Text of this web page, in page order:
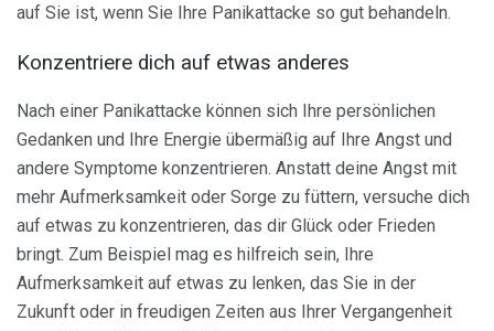
auf Sie ist, wenn Sie Ihre Panikattacke so gut behandeln.
Konzentriere dich auf etwas anderes
Nach einer Panikattacke können sich Ihre persönlichen
Gedanken und Ihre Energie übermäßig auf Ihre Angst und
andere Symptome konzentrieren. Anstatt deine Angst mit
mehr Aufmerksamkeit oder Sorge zu füttern, versuche dich
auf etwas zu konzentrieren, das dir Glück oder Frieden
bringt. Zum Beispiel mag es hilfreich sein, Ihre
Aufmerksamkeit auf etwas zu lenken, das Sie in der
Zukunft oder in freudigen Zeiten aus Ihrer Vergangenheit